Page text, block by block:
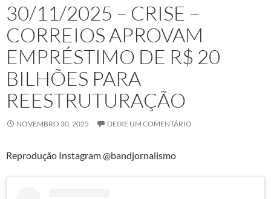
30/11/2025 – CRISE –
CORREIOS APROVAM
EMPRÉSTIMO DE R$ 20
BILHÕES PARA
REESTRUTURAÇÃO
NOVEMBRO 30, 2025 DEIXE UM COMENTÁRIO
Reprodução Instagram @bandjornalismo